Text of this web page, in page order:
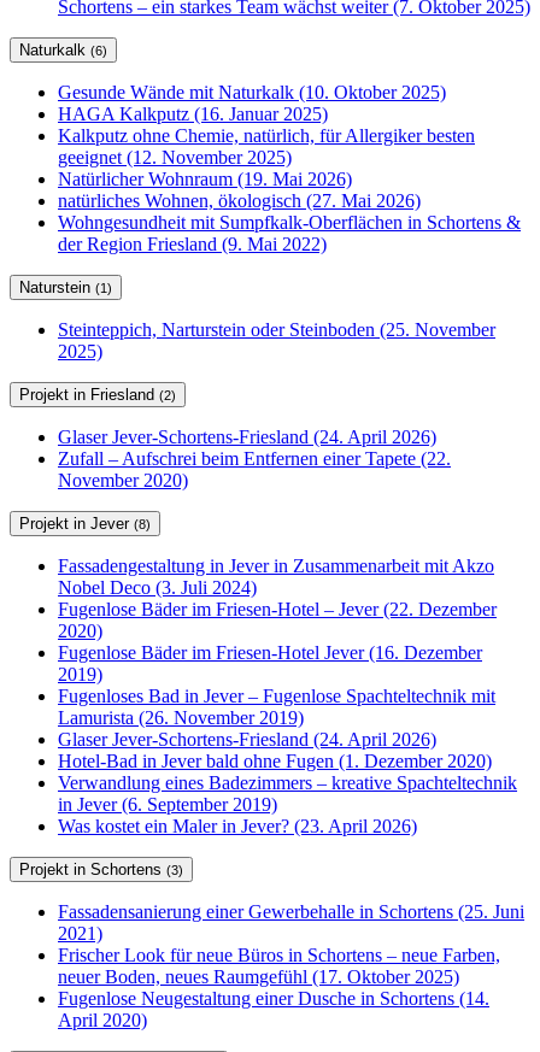
Schortens – ein starkes Team wächst weiter (7. Oktober 2025)
Naturkalk (6)
Gesunde Wände mit Naturkalk (10. Oktober 2025)
HAGA Kalkputz (16. Januar 2025)
Kalkputz ohne Chemie, natürlich, für Allergiker besten
geeignet (12. November 2025)
Natürlicher Wohnraum (19. Mai 2026)
natürliches Wohnen, ökologisch (27. Mai 2026)
Wohngesundheit mit Sumpfkalk-Oberflächen in Schortens &
der Region Friesland (9. Mai 2022)
Naturstein (1)
Steinteppich, Narturstein oder Steinboden (25. November
2025)
Projekt in Friesland (2)
Glaser Jever-Schortens-Friesland (24. April 2026)
Zufall – Aufschrei beim Entfernen einer Tapete (22.
November 2020)
Projekt in Jever (8)
Fassadengestaltung in Jever in Zusammenarbeit mit Akzo
Nobel Deco (3. Juli 2024)
Fugenlose Bäder im Friesen-Hotel – Jever (22. Dezember
2020)
Fugenlose Bäder im Friesen-Hotel Jever (16. Dezember
2019)
Fugenloses Bad in Jever – Fugenlose Spachteltechnik mit
Lamurista (26. November 2019)
Glaser Jever-Schortens-Friesland (24. April 2026)
Hotel-Bad in Jever bald ohne Fugen (1. Dezember 2020)
Verwandlung eines Badezimmers – kreative Spachteltechnik
in Jever (6. September 2019)
Was kostet ein Maler in Jever? (23. April 2026)
Projekt in Schortens (3)
Fassadensanierung einer Gewerbehalle in Schortens (25. Juni
2021)
Frischer Look für neue Büros in Schortens – neue Farben,
neuer Boden, neues Raumgefühl (17. Oktober 2025)
Fugenlose Neugestaltung einer Dusche in Schortens (14.
April 2020)